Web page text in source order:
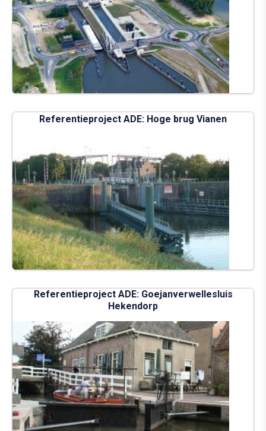
Referentieproject ADE: Hoge brug Vianen
Referentieproject ADE: Goejanverwellesluis
Hekendorp